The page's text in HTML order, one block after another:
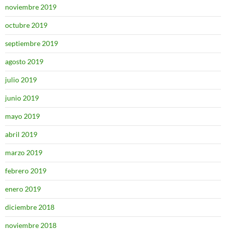
noviembre 2019
octubre 2019
septiembre 2019
agosto 2019
julio 2019
junio 2019
mayo 2019
abril 2019
marzo 2019
febrero 2019
enero 2019
diciembre 2018
noviembre 2018